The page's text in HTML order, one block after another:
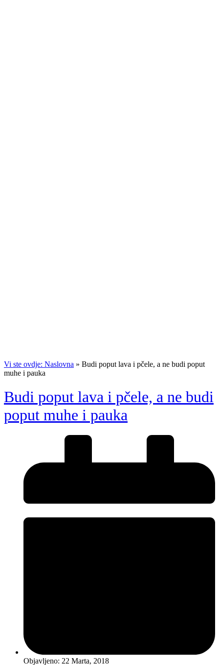
Vi ste ovdje: Naslovna » Budi poput lava i pčele, a ne budi poput
muhe i pauka
Budi poput lava i pčele, a ne budi
poput muhe i pauka
Objavljeno: 22 Marta, 2018